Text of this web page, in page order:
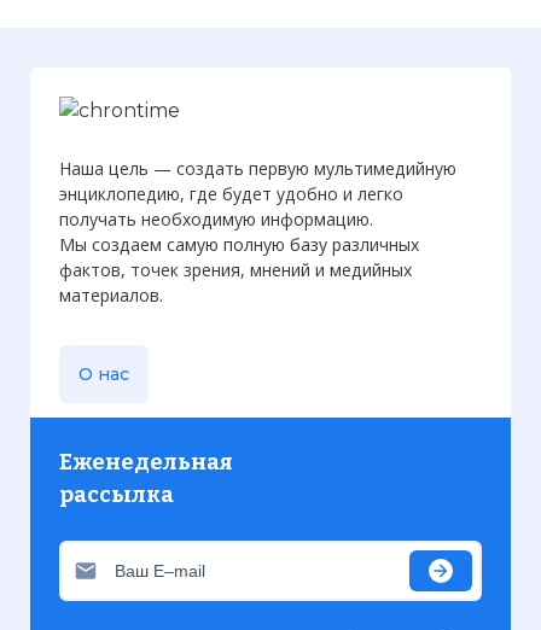
☓
Наша цель — создать первую мультимедийную
энциклопедию, где будет удобно и легко
получать необходимую информацию.
Мы создаем самую полную базу различных
фактов, точек зрения, мнений и медийных
материалов.
О нас
Еженедельная
рассылка